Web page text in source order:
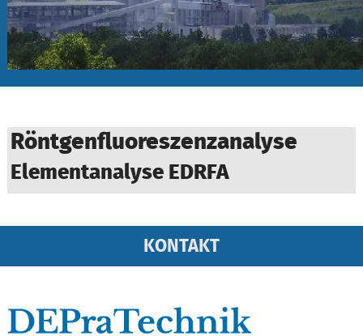
Röntgenfluoreszenzanalyse
Elementanalyse EDRFA
KONTAKT